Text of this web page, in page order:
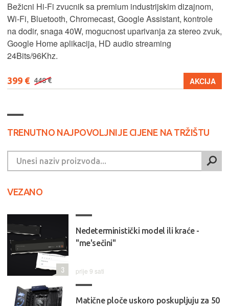
Bežicni Hi-Fi zvucnik sa premium industrijskim dizajnom,
Wi-Fi, Bluetooth, Chromecast, Google Assistant, kontrole
na dodir, snaga 40W, mogucnost uparivanja za stereo zvuk,
Google Home aplikacija, HD audio streaming
24Bits/96Khz.
399 € 448 € AKCIJA
TRENUTNO NAJPOVOLJNIJE CIJENE NA TRŽIŠTU
VEZANO
Nedeterministički model ili kraće -
"me'sečini"
prije 9 sati
3
Matične ploče uskoro poskupljuju za 50